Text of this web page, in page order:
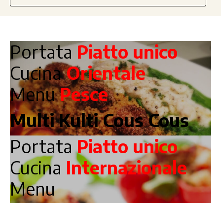
PortataPiatto unico
CucinaOrientale
MenuPesce
Multi Kulti Cous Cous
PortataPiatto unico
Cucina Internazionale
Menu